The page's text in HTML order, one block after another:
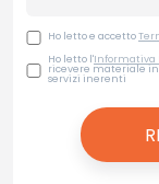
Ho letto e accetto
Ho letto l'Informativa
ricevere materiale
servizi inerenti